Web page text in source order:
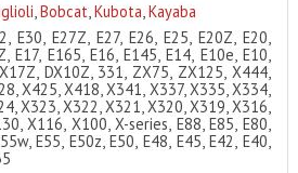
,Bobcat,Kubota,Kayaba
E30, E27Z, E27, E26, E25, E20Z, E20,
E17, E165, E16, E145, E14, E10e, E10,
DX10Z, 331, ZX75, ZX125, X444,
X425, X418, X341, X337, X335, X334,
X323, X322, X321, X320, X319, X316,
X116, X100, X-series, E88, E85, E80,
E55, E50z, E50, E48, E45, E42, E40,